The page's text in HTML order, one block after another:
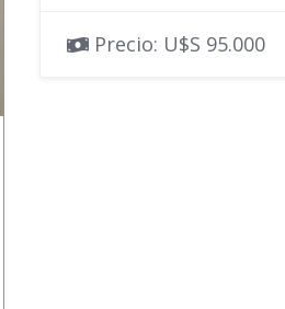
Precio: U$S 95.000